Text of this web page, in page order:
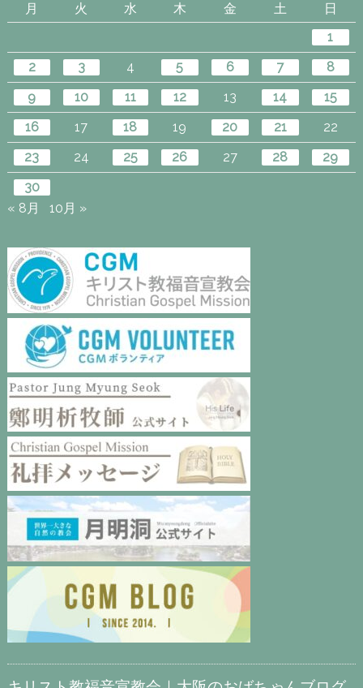
月 火 水 木 金 土
日
1
2
3 4 5 6 7
8
9
10 11 12 13 14
15
16
17 18 19 20 21
22
23
24 25 26 27 28
29
30
« 8月
10月 »